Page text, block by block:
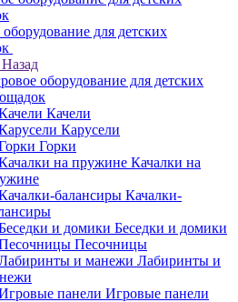
для детских
Назад
оборудование для детских
Качели
Карусели
Горки
Качалки на
Качалки-
Беседки и домики
Песочницы
Лабиринты и
Игровые панели